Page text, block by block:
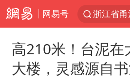
网易号
高210米！台泥在
大楼，灵感源自书